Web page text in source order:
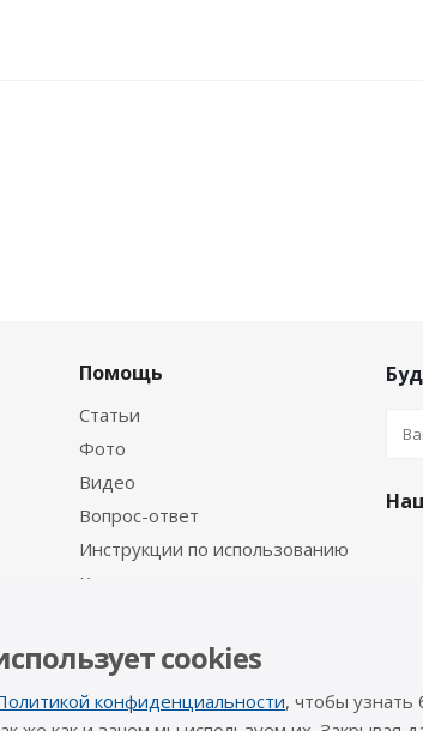
Помощь
Статьи
Фото
Видео
Вопрос-ответ
Инструкции по использованию
Каталог производителя
cookies
конфиденциальности, чтобы